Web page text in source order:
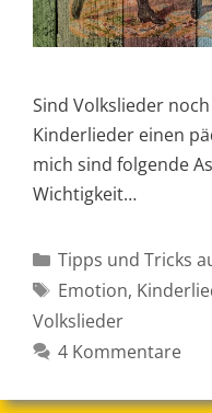
Sind Volkslieder
Kinderlieder einen
mich sind folgende
Wichtigkeit…
Kategorien
Tipps und Tricks
Schlagwörter
Emotion,
Volkslieder
4 Kommentare